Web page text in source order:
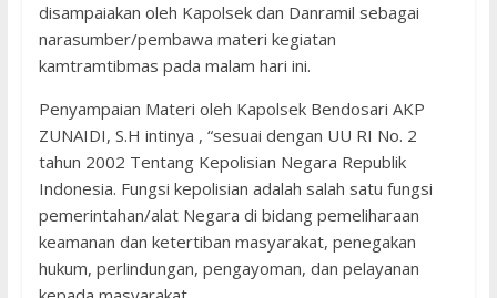
disampaiakan oleh Kapolsek dan Danramil sebagai
narasumber/pembawa materi kegiatan
kamtramtibmas pada malam hari ini.
Penyampaian Materi oleh Kapolsek Bendosari AKP
ZUNAIDI, S.H intinya , “sesuai dengan UU RI No. 2
tahun 2002 Tentang Kepolisian Negara Republik
Indonesia. Fungsi kepolisian adalah salah satu fungsi
pemerintahan/alat Negara di bidang pemeliharaan
keamanan dan ketertiban masyarakat, penegakan
hukum, perlindungan, pengayoman, dan pelayanan